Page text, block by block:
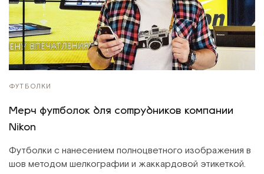
ФУТБОЛКИ
Мерч футболок для сотрудников компании
Nikon
Футболки с нанесением полноцветного изображения в
шов методом шелкографии и жаккардовой этикеткой.